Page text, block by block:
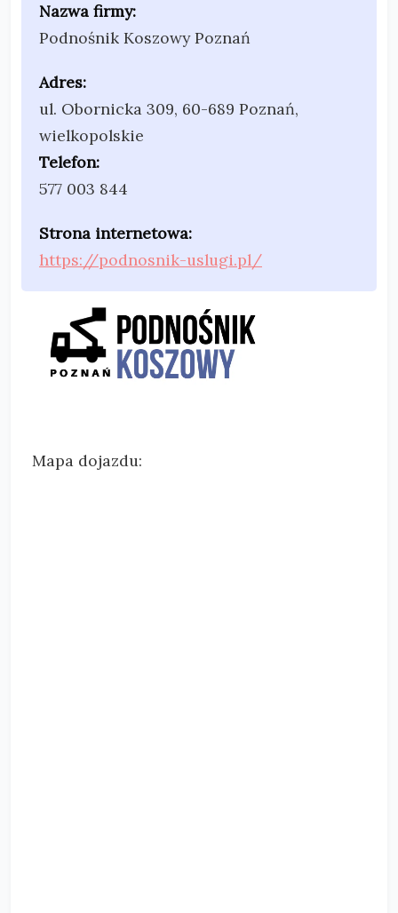
Nazwa firmy:
Podnośnik Koszowy Poznań
Adres:
ul. Obornicka 309, 60-689 Poznań,
wielkopolskie
Telefon:
577 003 844
Strona internetowa:
https://podnosnik-uslugi.pl/
Mapa dojazdu: